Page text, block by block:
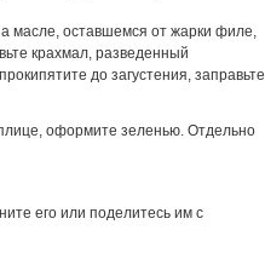
масле, оставшемся от жарки филе,
крахмал, разведенный
до загустения, заправьте
оформите зеленью. Отдельно
его или поделитесь им с